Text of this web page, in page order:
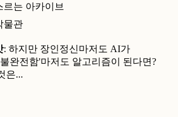
는 아카이브
물관
: 하지만 장인정신마저도 AI가
완전함'마저도 알고리즘이 된다면?
은...​​​​​​​​​​​​​​​​